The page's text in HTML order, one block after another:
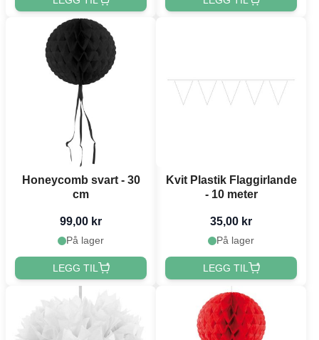
Honeycomb svart - 30
cm
99,00 kr
På lager
LEGG TIL
Kvit Plastik Flaggirlande
- 10 meter
35,00 kr
På lager
LEGG TIL